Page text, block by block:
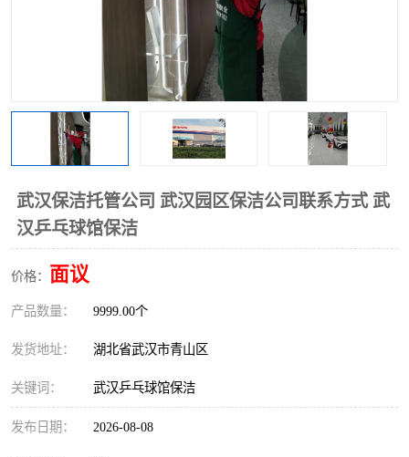
武汉保洁托管公司 武汉园区保洁公司联系方式 武
汉乒乓球馆保洁
价格： 面议
产品数量： 9999.00个
发货地址： 湖北省武汉市青山区
关键词： 武汉乒乓球馆保洁
发布日期： 2026-08-08